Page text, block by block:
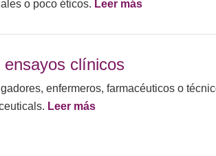
o poco éticos. Leer más
clínicos
enfermeros, farmacéuticos o
Leer más